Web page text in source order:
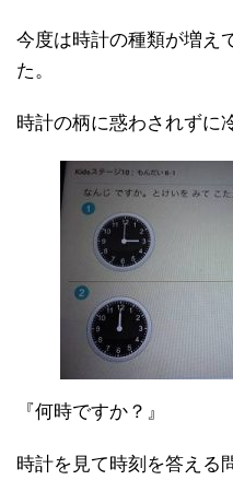
今度は時計の種類が増え
た。
時計の柄に惑わされずに
『何時ですか？』
時計を見て時刻を答える